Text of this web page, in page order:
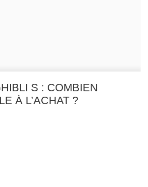
S : COMBIEN
À L’ACHAT ?